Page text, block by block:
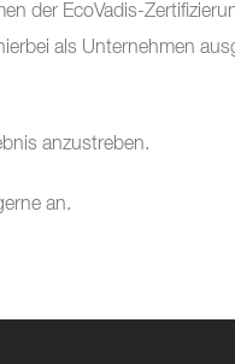
der EcoVadis-
als Unternehmen
anzustreben.
an.